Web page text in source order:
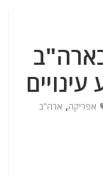
אפריקה, ארה"ב